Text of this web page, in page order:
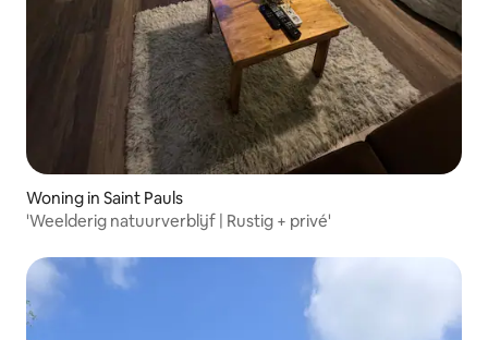
Woning in Saint Pauls
'Weelderig natuurverblijf | Rustig + privé'